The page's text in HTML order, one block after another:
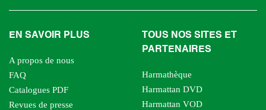
EN SAVOIR PLUS
A propos de nous
FAQ
Catalogues PDF
Revues de presse
TOUS NOS SITES ET
PARTENAIRES
Harmathèque
Harmattan DVD
Harmattan VOD